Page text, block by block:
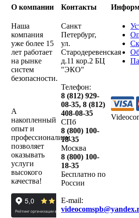
О компании
Наша
компания
уже более 15
лет работает
на рынке
систем
безопасности.
А
накопленный
опыт и
профессионализм
позволяет
оказывать
услуги
высокого
качества!
Контакты
Санкт
Петербург,
ул.
Стародеревенская
д.11 кор.2 БЦ
"ЭКО"
Телефон:
8 (812) 929-
08-35,8 (812)
408-08-35
СПб
8 (800) 100-
18-35
Москва
8 (800) 100-
18-35
Бесплатно по
России
E-mail: